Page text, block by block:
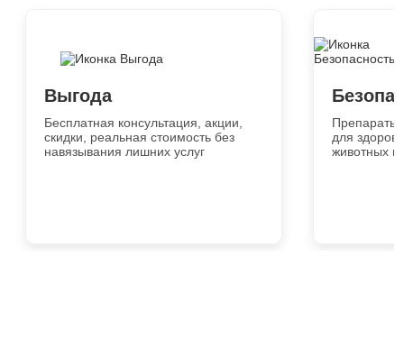
Выгода
Бесплатная консультация, акции,
скидки, реальная стоимость без
навязывания лишних услуг
Препараты
для
животных